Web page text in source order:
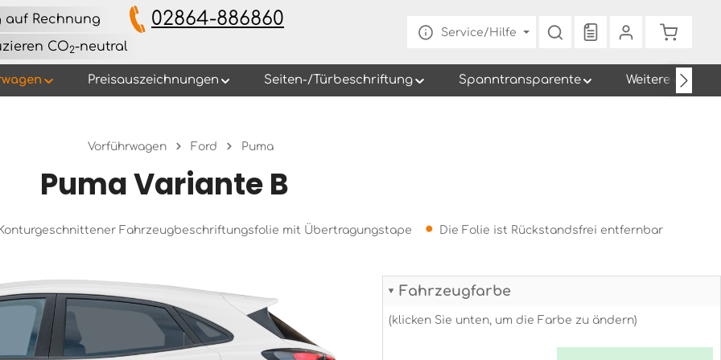
auf Rechnung 02864-886860
CO2-neutral
Service/Hilfe
Du hast 0 Produkte
Preisauszeichnungen Seiten-/Türbeschriftung Spanntransparente Weitere
Vorführwagen Ford Puma
Puma Variante B
Fahrzeugbeschriftungsfolie mit Übertragungstape Die Folie ist Rückstandsfrei entfernbar
Fahrzeugfarbe
(klicken Sie unten, um die Farbe zu ändern)